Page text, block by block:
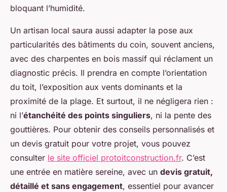
bloquant l’humidité.
Un artisan local saura aussi adapter la pose aux
particularités des bâtiments du coin, souvent anciens,
avec des charpentes en bois massif qui réclament un
diagnostic précis. Il prendra en compte l’orientation
du toit, l’exposition aux vents dominants et la
proximité de la plage. Et surtout, il ne négligera rien :
ni l’étanchéité des points singuliers, ni la pente des
gouttières. Pour obtenir des conseils personnalisés et
un devis gratuit pour votre projet, vous pouvez
consulter le site officiel protoitconstruction.fr. C’est
une entrée en matière sereine, avec un devis gratuit,
détaillé et sans engagement, essentiel pour avancer